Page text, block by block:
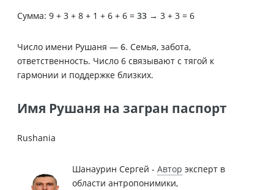
Сумма: 9 + 3 + 8 + 1 + 6 + 6 = 33 → 3 + 3 = 6
Число имени Рушаня — 6. Семья, забота,
ответственность. Число 6 связывают с тягой к
гармонии и поддержке близких.
Имя Рушаня на загран паспорт
Rushania
Шанаурин Сергей - Автор эксперт в
области антропонимики,